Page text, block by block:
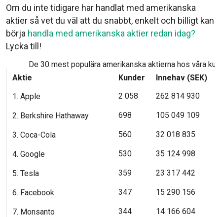
Om du inte tidigare har handlat med amerikanska
aktier så vet du väl att du snabbt, enkelt och billigt kan
börja handla med amerikanska aktier redan idag?
Lycka till!
De 30 mest populära amerikanska aktierna hos våra
Aktie
Kunder Innehav (SEK)
1. Apple
2 058 262 814 930
2. Berkshire Hathaway 698 105 049 109
3. Coca-Cola 560 32 018 835
4. Google 530 35 124 998
5. Tesla 359 23 317 442
6. Facebook 347 15 290 156
7. Monsanto 344 14 166 604